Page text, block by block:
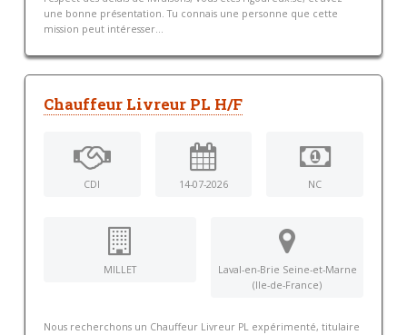
une bonne présentation. Tu connais une personne que cette
mission peut intéresser...
Chauffeur Livreur PL H/F
CDI 14-07-2026 NC
MILLET
Laval-en-Brie Seine-et-Marne
(Ile-de-France)
Nous recherchons un Chauffeur Livreur PL expérimenté, titulaire